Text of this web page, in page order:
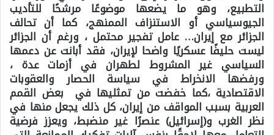
التطبيع، وهو ما يضعها موضوعًا مرشحًا للتأديب
الجيوسياسي أو الاستنزاف الممنهج، كما أن تحالف
الجزائر مع إيران… عامل تفجير محتمل ، ورغم أن الجزائر
ليست حليفًا عسكريًا واضحا لإيران، فقد أبانت عن دعمها
السياسي غير المشروط لطهران في أزمات عدة ،
ورفضها الانخراط في سياسة الحصار والعقوبات
الاقتصادية ،كما خفضت من تمثليها في بعض القمم
العربية بسبب المواقف من إيران، كل ذلك يجعل منها في
نظر الغرب و(إسرائيل) عنصرًا غير منضبط، ويعزز فرضية